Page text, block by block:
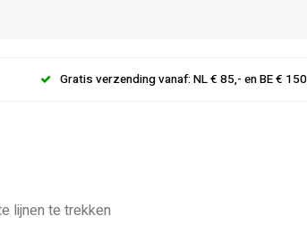
Gratis verzending vanaf: NL € 85,- en BE €
lijnen te trekken